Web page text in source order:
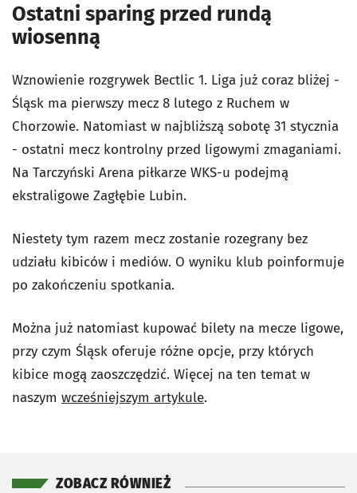
Ostatni sparing przed rundą
wiosenną
Wznowienie rozgrywek Bectlic 1. Liga już coraz bliżej -
Śląsk ma pierwszy mecz 8 lutego z Ruchem w
Chorzowie. Natomiast w najbliższą sobotę 31 stycznia
- ostatni mecz kontrolny przed ligowymi zmaganiami.
Na Tarczyński Arena piłkarze WKS-u podejmą
ekstraligowe Zagłębie Lubin.
Niestety tym razem mecz zostanie rozegrany bez
udziału kibiców i mediów. O wyniku klub poinformuje
po zakończeniu spotkania.
Można już natomiast kupować bilety na mecze ligowe,
przy czym Śląsk oferuje różne opcje, przy których
kibice mogą zaoszczędzić. Więcej na ten temat w
naszym wcześniejszym artykule.
ZOBACZ RÓWNIEŻ